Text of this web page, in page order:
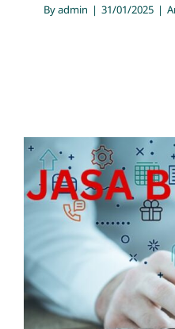
Byadmin | 31/01/2025 |
Jasa Biro